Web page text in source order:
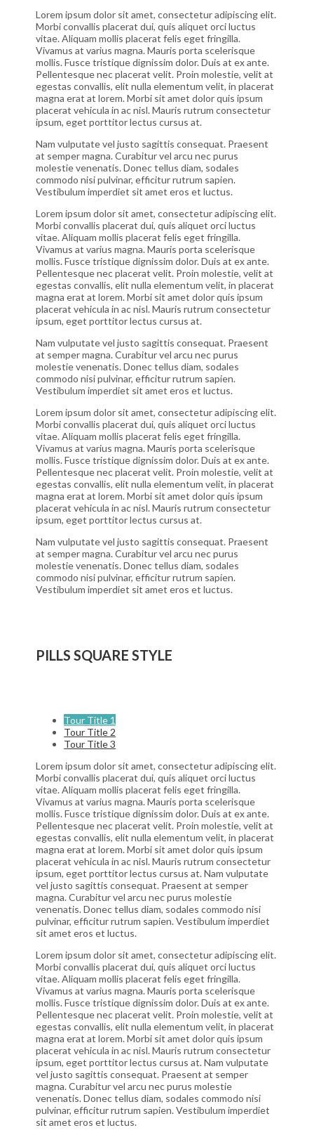
Lorem ipsum dolor sit amet, consectetur adipiscing elit.
Morbi convallis placerat dui, quis aliquet orci luctus
vitae. Aliquam mollis placerat felis eget fringilla.
Vivamus at varius magna. Mauris porta scelerisque
mollis. Fusce tristique dignissim dolor. Duis at ex ante.
Pellentesque nec placerat velit. Proin molestie, velit at
egestas convallis, elit nulla elementum velit, in placerat
magna erat at lorem. Morbi sit amet dolor quis ipsum
placerat vehicula in ac nisl. Mauris rutrum consectetur
ipsum, eget porttitor lectus cursus at.
Nam vulputate vel justo sagittis consequat. Praesent
at semper magna. Curabitur vel arcu nec purus
molestie venenatis. Donec tellus diam, sodales
commodo nisi pulvinar, efficitur rutrum sapien.
Vestibulum imperdiet sit amet eros et luctus.
Lorem ipsum dolor sit amet, consectetur adipiscing elit.
Morbi convallis placerat dui, quis aliquet orci luctus
vitae. Aliquam mollis placerat felis eget fringilla.
Vivamus at varius magna. Mauris porta scelerisque
mollis. Fusce tristique dignissim dolor. Duis at ex ante.
Pellentesque nec placerat velit. Proin molestie, velit at
egestas convallis, elit nulla elementum velit, in placerat
magna erat at lorem. Morbi sit amet dolor quis ipsum
placerat vehicula in ac nisl. Mauris rutrum consectetur
ipsum, eget porttitor lectus cursus at.
Nam vulputate vel justo sagittis consequat. Praesent
at semper magna. Curabitur vel arcu nec purus
molestie venenatis. Donec tellus diam, sodales
commodo nisi pulvinar, efficitur rutrum sapien.
Vestibulum imperdiet sit amet eros et luctus.
Lorem ipsum dolor sit amet, consectetur adipiscing elit.
Morbi convallis placerat dui, quis aliquet orci luctus
vitae. Aliquam mollis placerat felis eget fringilla.
Vivamus at varius magna. Mauris porta scelerisque
mollis. Fusce tristique dignissim dolor. Duis at ex ante.
Pellentesque nec placerat velit. Proin molestie, velit at
egestas convallis, elit nulla elementum velit, in placerat
magna erat at lorem. Morbi sit amet dolor quis ipsum
placerat vehicula in ac nisl. Mauris rutrum consectetur
ipsum, eget porttitor lectus cursus at.
Nam vulputate vel justo sagittis consequat. Praesent
at semper magna. Curabitur vel arcu nec purus
molestie venenatis. Donec tellus diam, sodales
commodo nisi pulvinar, efficitur rutrum sapien.
Vestibulum imperdiet sit amet eros et luctus.
PILLS SQUARE STYLE
Tour Title 1
Tour Title 2
Tour Title 3
Lorem ipsum dolor sit amet, consectetur adipiscing elit.
Morbi convallis placerat dui, quis aliquet orci luctus
vitae. Aliquam mollis placerat felis eget fringilla.
Vivamus at varius magna. Mauris porta scelerisque
mollis. Fusce tristique dignissim dolor. Duis at ex ante.
Pellentesque nec placerat velit. Proin molestie, velit at
egestas convallis, elit nulla elementum velit, in placerat
magna erat at lorem. Morbi sit amet dolor quis ipsum
placerat vehicula in ac nisl. Mauris rutrum consectetur
ipsum, eget porttitor lectus cursus at. Nam vulputate
vel justo sagittis consequat. Praesent at semper
magna. Curabitur vel arcu nec purus molestie
venenatis. Donec tellus diam, sodales commodo nisi
pulvinar, efficitur rutrum sapien. Vestibulum imperdiet
sit amet eros et luctus.
Lorem ipsum dolor sit amet, consectetur adipiscing elit.
Morbi convallis placerat dui, quis aliquet orci luctus
vitae. Aliquam mollis placerat felis eget fringilla.
Vivamus at varius magna. Mauris porta scelerisque
mollis. Fusce tristique dignissim dolor. Duis at ex ante.
Pellentesque nec placerat velit. Proin molestie, velit at
egestas convallis, elit nulla elementum velit, in placerat
magna erat at lorem. Morbi sit amet dolor quis ipsum
placerat vehicula in ac nisl. Mauris rutrum consectetur
ipsum, eget porttitor lectus cursus at. Nam vulputate
vel justo sagittis consequat. Praesent at semper
magna. Curabitur vel arcu nec purus molestie
venenatis. Donec tellus diam, sodales commodo nisi
pulvinar, efficitur rutrum sapien. Vestibulum imperdiet
sit amet eros et luctus.